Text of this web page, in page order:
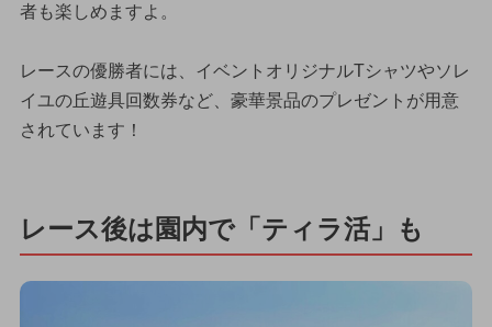
者も楽しめますよ。
レースの優勝者には、イベントオリジナルTシャツやソレ
イユの丘遊具回数券など、豪華景品のプレゼントが用意
されています！
レース後は園内で「ティラ活」も